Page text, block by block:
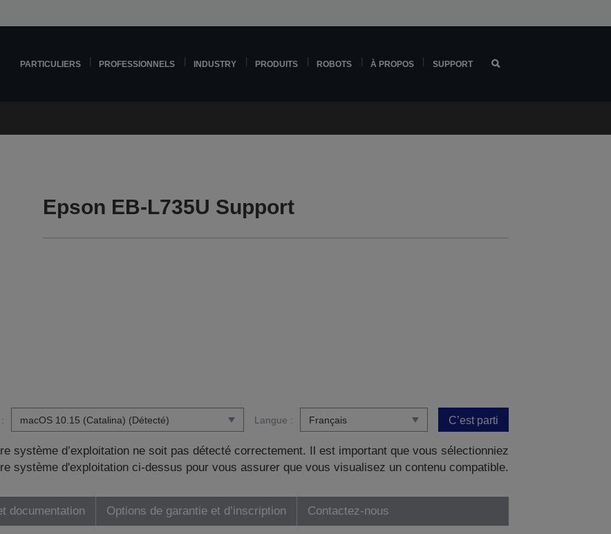
PARTICULIERS PROFESSIONNELS INDUSTRY PRODUITS ROBOTS À PROPOS SUPPORT
Epson EB-L735U Support
Langue : C’est parti
système d’exploitation ne soit pas détecté correctement. Il est important que vous sélectionniez
système d'exploitation ci-dessus pour vous assurer que vous visualisez un contenu compatible.
documentation Options de garantie et d’inscription Contactez-nous